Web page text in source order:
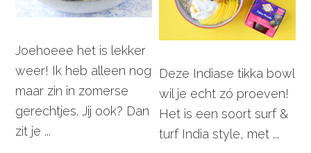
Joehoeee het is lekker
weer! Ik heb alleen nog
maar zin in zomerse
gerechtjes. Jij ook? Dan
zit je ...
Deze Indiase tikka bowl
wil je echt zó proeven!
Het is een soort surf &
turf India style, met ...